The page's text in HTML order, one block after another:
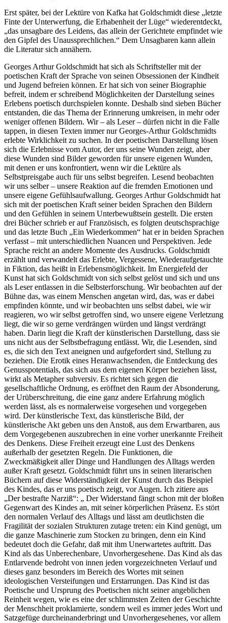
Erst später, bei der Lektüre von Kafka hat Goldschmidt diese „letzte
Finte der Unterwerfung, die Erhabenheit der Lüge“ wiederentdeckt,
„das unsagbare des Leidens, das allein der Gerichtete empfindet wie
den Gipfel des Unaussprechlichen.“ Dem Unsagbaren kann allein
die Literatur sich annähern.
Georges Arthur Goldschmidt hat sich als Schriftsteller mit der
poetischen Kraft der Sprache von seinen Obsessionen der Kindheit
und Jugend befreien können. Er hat sich von seiner Biographie
befreit, indem er schreibend Möglichkeiten der Darstellung seines
Erlebens poetisch durchspielen konnte. Deshalb sind sieben Bücher
entstanden, die das Thema der Erinnerung umkreisen, in mehr oder
weniger offenen Bildern. Wir – als Leser – dürfen nicht in die Falle
tappen, in diesen Texten immer nur Georges-Arthur Goldschmidts
erlebte Wirklichkeit zu suchen. In der poetischen Darstellung lösen
sich die Erlebnisse vom Autor, der uns seine Wunden zeigt, aber
diese Wunden sind Bilder geworden für unsere eigenen Wunden,
mit denen er uns konfrontiert, wenn wir die Lektüre als
Selbstpreisgabe auch für uns selbst begreifen. Lesend beobachten
wir uns selber – unsere Reaktion auf die fremden Emotionen und
unsere eigene Gefühlsaufwallung. Georges Arthur Goldschmidt hat
sich mit der poetischen Kraft seiner beiden Sprachen den Bildern
und den Gefühlen in seinem Unterbewußtsein gestellt. Die ersten
drei Bücher schrieb er auf Französisch, es folgten deutschsprachige
und das letzte Buch „Ein Wiederkommen“ hat er in beiden Sprachen
verfasst – mit unterschiedlichen Nuancen und Perspektiven. Jede
Sprache reicht an andere Momente des Ausdrucks. Goldschmidt
erzählt und verwandelt das Erlebte, Vergessene, Wiederaufgetauchte
in Fiktion, das heißt in Erlebensmöglichkeit. Im Energiefeld der
Kunst hat sich Goldschmidt von sich selbst gelöst und sich und uns
als Leser entlassen in die Selbsterforschung. Wir beobachten auf der
Bühne das, was einem Menschen angetan wird, das, was er dabei
empfinden könnte, und wir beobachten uns selbst dabei, wie wir
reagieren, wo wir selbst getroffen sind, wo unsere eigene Verletzung
liegt, die wir so gerne verdrängen würden und längst verdrängt
haben. Darin liegt die Kraft der künstlerischen Darstellung, dass sie
uns nicht aus der Selbstbefragung entlässt. Wir, die Lesenden, sind
es, die sich den Text aneignen und aufgefordert sind, Stellung zu
beziehen. Die Erotik eines Heranwachsenden, die Entdeckung des
Genusspotentials, das sich aus dem eigenen Körper beziehen lässt,
wirkt als Metapher subversiv. Es richtet sich gegen die
gesellschaftliche Ordnung, es eröffnet den Raum der Absonderung,
der Urüberschreitung, die eine ganz andere Erfahrung möglich
werden lässt, als es normalerweise vorgesehen und vorgegeben
wird. Der künstlerische Text, das künstlerische Bild, der
künstlerische Akt geben uns den Anstoß, aus dem Erwartbaren, aus
dem Vorgegebenen auszubrechen in eine vorher unerkannte Freiheit
des Denkens. Diese Freiheit erzeugt eine Lust des Denkens
außerhalb der gesetzten Regeln. Die Funktionen, die
Zweckmäßigkeit aller Dinge und Handlungen des Alltags werden
außer Kraft gesetzt. Goldschmidt führt uns in seinen literarischen
Büchern auf diese Widerständigkeit der Kunst durch das Beispiel
des Kindes, das er uns poetisch zeigt, vor Augen. Ich zitiere aus
„Der bestrafte Narziß“: „ Der Widerstand fängt schon mit der bloßen
Gegenwart des Kindes an, mit seiner körperlichen Präsenz. Es stört
den normalen Verlauf des Alltags und lässt am deutlichsten die
Fragilität der sozialen Strukturen zutage treten: ein Kind genügt, um
die ganze Maschinerie zum Stocken zu bringen, denn ein Kind
bedeutet doch die Gefahr, daß mit ihm Unerwartetes auftritt. Das
Kind als das Unberechenbare, Unvorhergesehene. Das Kind als das
Entlarvende bedroht von innen jeden vorgezeichneten Verlauf und
dieses ganz besonders im Bereich des Wortes mit seinen
ideologischen Versteifungen und Erstarrungen. Das Kind ist das
Poetische und Ursprung des Poetischen nicht seiner angeblichen
Reinheit wegen, wie es eine der schlimmsten Zeiten der Geschichte
der Menschheit proklamierte, sondern weil es immer jedes Wort und
Satzgefüge durcheinanderbringt und Unvorhergesehenes, vor allem